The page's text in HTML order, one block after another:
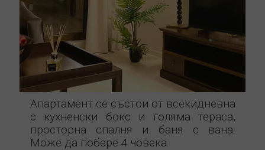
Апартамент се състои от всекидневна
с кухненски бокс и голяма тераса,
просторна спалня и баня с вана.
Може да побере 4 човека.